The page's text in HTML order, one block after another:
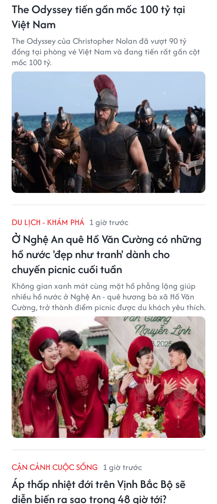
The Odyssey tiến gần mốc 100 tỷ tại
Việt Nam
The Odyssey của Christopher Nolan đã vượt 90 tỷ
đồng tại phòng vé Việt Nam và đang tiến rất gần cột
mốc 100 tỷ.
DU LỊCH - KHÁM PHÁ 1 giờ trước
Ở Nghệ An quê Hồ Văn Cường có những
hồ nước 'đẹp như tranh' dành cho
chuyến picnic cuối tuần
Không gian xanh mát cùng mặt hồ phẳng lặng giúp
nhiều hồ nước ở Nghệ An - quê hương bà xã Hồ Văn
Cường, trở thành điểm picnic được du khách yêu thích.
CẬN CẢNH CUỘC SỐNG 1 giờ trước
Áp thấp nhiệt đới trên Vịnh Bắc Bộ sẽ
diễn biến ra sao trong 48 giờ tới?